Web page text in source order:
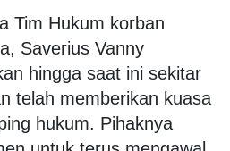
Tim Hukum korban
Saverius Vanny
hingga saat ini sekitar
telah memberikan kuasa
hukum. Pihaknya